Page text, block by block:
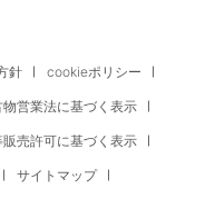
針 cookieポリシー
物営業法に基づく表示
売許可に基づく表示
サイトマップ